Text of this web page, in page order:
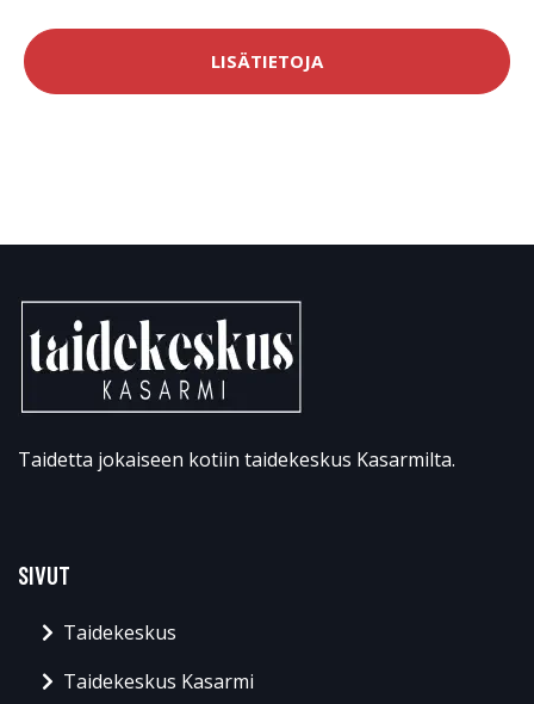
LISÄTIETOJA
Taidetta jokaiseen kotiin taidekeskus Kasarmilta.
SIVUT
Taidekeskus
Taidekeskus Kasarmi